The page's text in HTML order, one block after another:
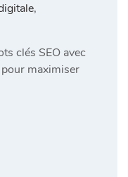
,
clés SEO avec
maximiser